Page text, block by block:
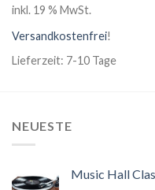
inkl. 19 % MwSt.
Versandkostenfrei!
Lieferzeit: 7-10 Tage
NEUESTE
Music Hall